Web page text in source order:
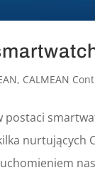
, CALMEAN
nurtujących